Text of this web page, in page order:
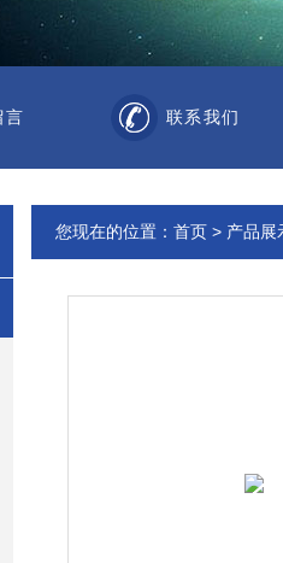
言 联系我们
您现在的位置： 首页 > 产品展